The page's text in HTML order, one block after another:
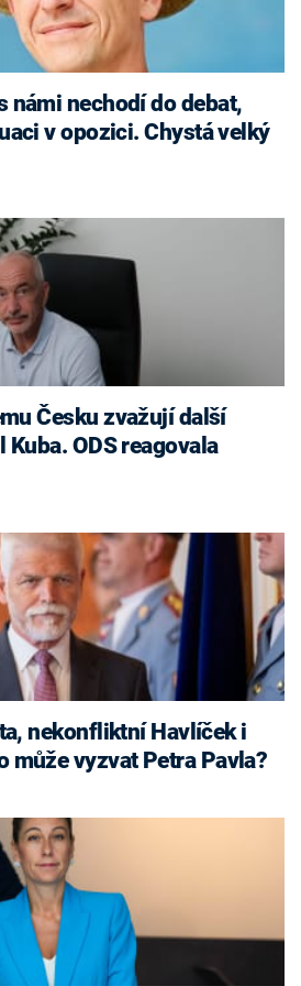
námi nechodí do debat,
v opozici. Chystá velký
ODS reagovala
může vyzvat Petra Pavla?